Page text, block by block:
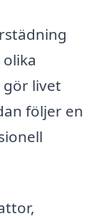
livet
följer en